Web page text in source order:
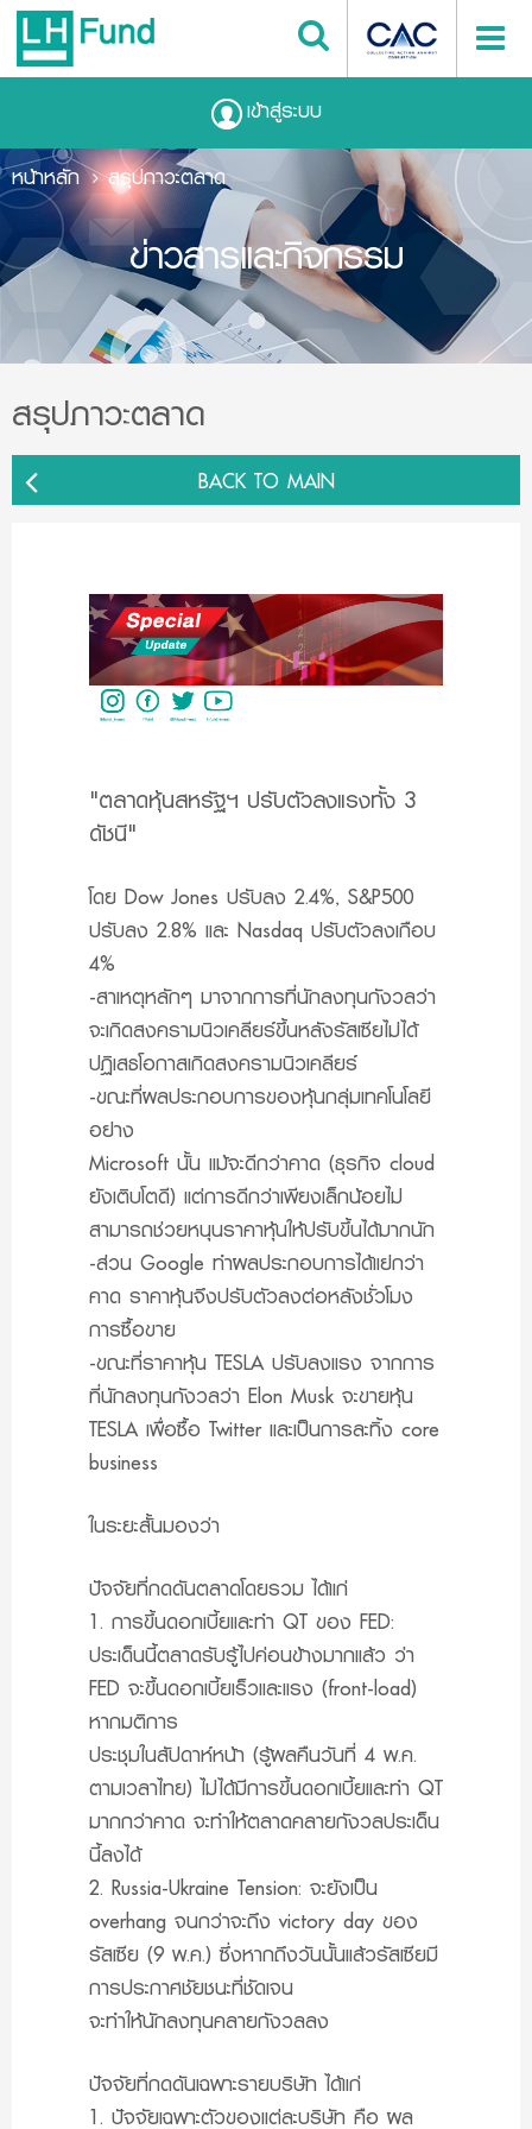
เข้าสู่ระบบ
ข่าวสารและกิจกรรม
หน้าหลัก สรุปภาวะตลาด
สรุปภาวะตลาด
BACK TO MAIN
"ตลาดหุ้นสหรัฐฯ ปรับตัวลงแรงทั้ง 3
ดัชนี"
โดย Dow Jones ปรับลง 2.4%, S&P500
ปรับลง 2.8% และ Nasdaq ปรับตัวลงเกือบ
4%
-สาเหตุหลักๆ มาจากการที่นักลงทุนกังวลว่า
จะเกิดสงครามนิวเคลียร์ขึ้นหลังรัสเซียไม่ได้
ปฏิเสธโอกาสเกิดสงครามนิวเคลียร์
-ขณะที่ผลประกอบการของหุ้นกลุ่มเทคโนโลยี
อย่าง
Microsoft นั้น แม้จะดีกว่าคาด (ธุรกิจ cloud
ยังเติบโตดี) แต่การดีกว่าเพียงเล็กน้อยไม่
สามารถช่วยหนุนราคาหุ้นให้ปรับขึ้นได้มากนัก
-ส่วน Google ทำผลประกอบการได้แย่กว่า
คาด ราคาหุ้นจึงปรับตัวลงต่อหลังชั่วโมง
การซื้อขาย
-ขณะที่ราคาหุ้น TESLA ปรับลงแรง จากการ
ที่นักลงทุนกังวลว่า Elon Musk จะขายหุ้น
TESLA เพื่อซื้อ Twitter และเป็นการละทิ้ง core
business
ในระยะสั้นมองว่า
ปัจจัยที่กดดันตลาดโดยรวม ได้แก่
1. การขึ้นดอกเบี้ยและทำ QT ของ FED:
ประเด็นนี้ตลาดรับรู้ไปค่อนข้างมากแล้ว ว่า
FED จะขึ้นดอกเบี้ยเร็วและแรง (front-load)
หากมติการ
ประชุมในสัปดาห์หน้า (รู้ผลคืนวันที่ 4 พ.ค.
ตามเวลาไทย) ไม่ได้มีการขึ้นดอกเบี้ยและทำ QT
มากกว่าคาด จะทำให้ตลาดคลายกังวลประเด็น
นี้ลงได้
2. Russia-Ukraine Tension: จะยังเป็น
overhang จนกว่าจะถึง victory day ของ
รัสเซีย (9 พ.ค.) ซึ่งหากถึงวันนั้นแล้วรัสเซียมี
การประกาศชัยชนะที่ชัดเจน
จะทำให้นักลงทุนคลายกังวลลง
ปัจจัยที่กดดันเฉพาะรายบริษัท ได้แก่
1. ปัจจัยเฉพาะตัวของแต่ละบริษัท คือ ผล